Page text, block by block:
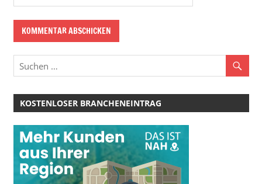
KOSTENLOSER BRANCHENEINTRAG